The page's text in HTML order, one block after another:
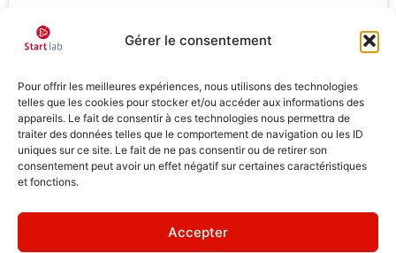
Gérer le consentement
Pour offrir les meilleures expériences, nous utilisons des technologies
telles que les cookies pour stocker et/ou accéder aux informations des
appareils. Le fait de consentir à ces technologies nous permettra de
traiter des données telles que le comportement de navigation ou les ID
uniques sur ce site. Le fait de ne pas consentir ou de retirer son
consentement peut avoir un effet négatif sur certaines caractéristiques
et fonctions.
Accepter
ELPIS
administratives sur toute la France....